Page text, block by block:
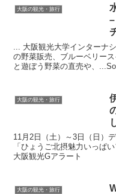
大阪の観光・旅行
... 大阪観光大学インターナ
の野菜販売、ブルーベリー
と遊ぼう野菜の直売や、
大阪の観光・旅行
11月2日（土）～3日（日）
「ひょうご北摂魅力いっぱ
大阪観光Gアラート
大阪の観光・旅行